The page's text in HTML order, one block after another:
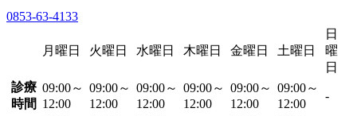
0853-63-4133
月曜日 火曜日 水曜日 木曜日 金曜日 土曜日
日
曜
日
診療
時間
09:00～
12:00
09:00～
12:00
09:00～
12:00
09:00～
12:00
09:00～
12:00
09:00～
12:00
-